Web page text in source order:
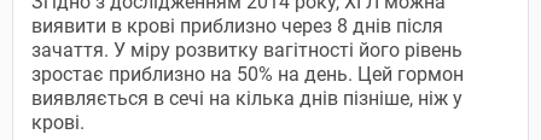
виявити в крові приблизно через 8 днів після
зачаття. У міру розвитку вагітності його рівень
зростає приблизно на 50% на день. Цей гормон
виявляється в сечі на кілька днів пізніше, ніж у
крові.